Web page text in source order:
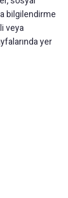
bilgilendirme
veya
yer